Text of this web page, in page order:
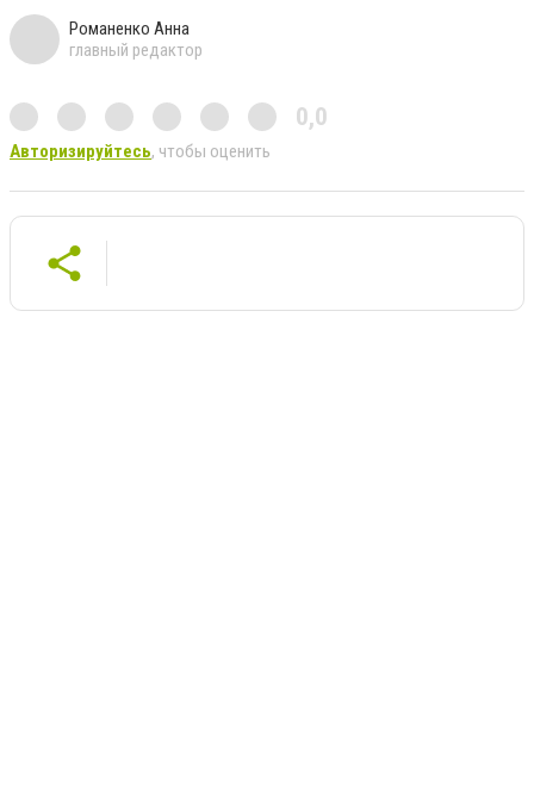
Романенко Анна
главный редактор
0,0
Авторизируйтесь, чтобы оценить